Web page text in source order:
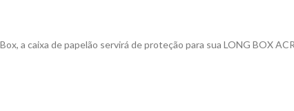
a caixa de papelão servirá de proteção para sua LONG BOX